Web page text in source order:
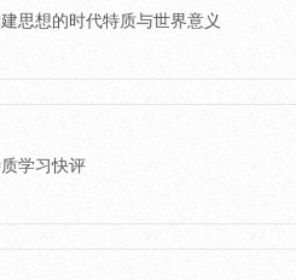
思想的时代特质与世界意义
学习快评